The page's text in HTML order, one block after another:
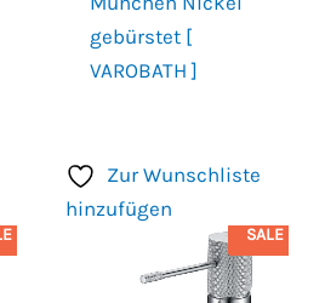
gebürstet [
VAROBATH ]
Zur Wunschliste
hinzufügen
SALE